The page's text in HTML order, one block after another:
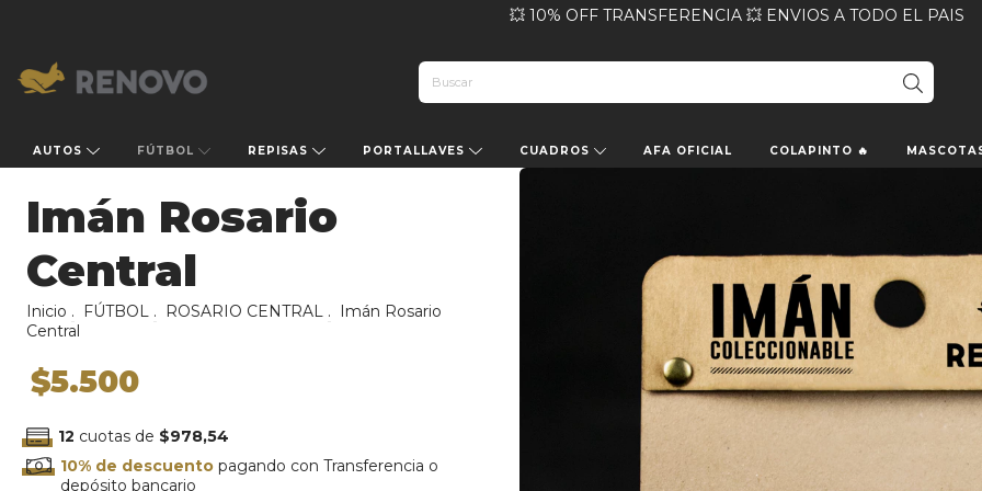
💥 10% OFF TRANSFERENCIA 💥 ENVIOS A TODO EL PAIS
AUTOS FÚTBOL REPISAS PORTALLAVES CUADROS AFA OFICIAL COLAPINTO 🔥
Imán Rosario
Central
Inicio . FÚTBOL . ROSARIO CENTRAL .
Imán Rosario
Central
$5.500
12 cuotas de $978,54
10% de descuento pagando con Transferencia o
depósito bancario